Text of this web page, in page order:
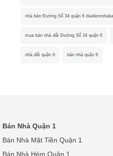
nhà bán Đường Số 34 quận 6
mua bán nhà đất Đường Số 34 quận 6
nhà đất quận 6 bán nhà quận 6
Bán Nhà Quận 1
Bán Nhà Mặt Tiền Quận 1
Bán Nhà Hẻm Quận 1